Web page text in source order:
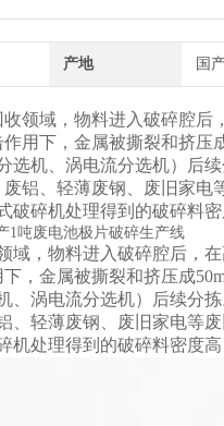
产地 国
领域，物料进入破碎腔后
用下，金属被撕裂和挤压
机、涡电流分选机）后续
铝、轻薄废钢、废旧家
碎机处理得到的破碎料
，物料进入破碎腔后，
，金属被撕裂和挤压成
涡电流分选机）后续分拣
轻薄废钢、废旧家电等
处理得到的破碎料密度